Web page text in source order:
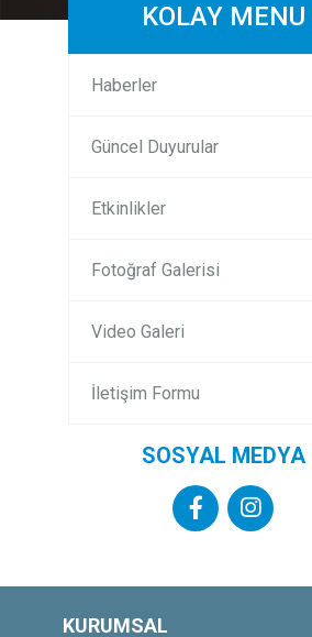
KOLAY MENU
Haberler
Güncel Duyurular
Etkinlikler
Fotoğraf Galerisi
Video Galeri
İletişim Formu
SOSYAL MEDYA
KURUMSAL